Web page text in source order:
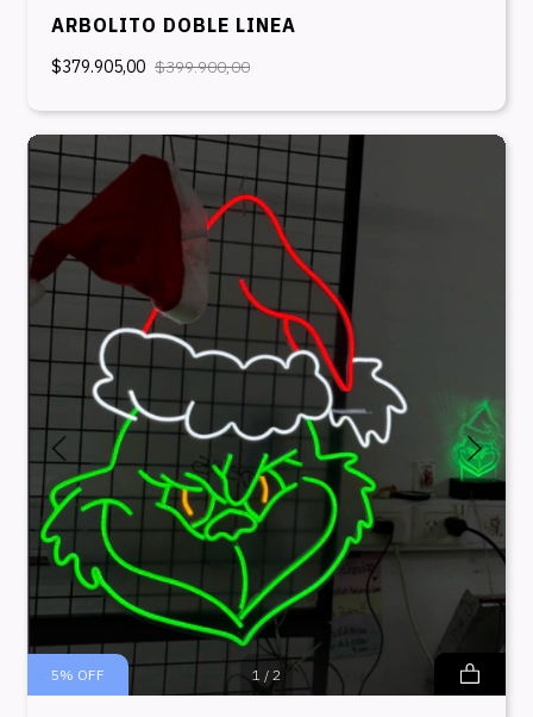
ARBOLITO DOBLE LINEA
$379.905,00 $399.900,00
1 / 2
5% OFF